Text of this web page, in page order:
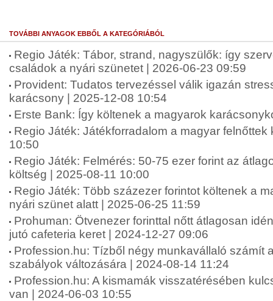
TOVÁBBI ANYAGOK EBBŐL A KATEGÓRIÁBÓL
Regio Játék: Tábor, strand, nagyszülők: így
családok a nyári szünetet | 2026-06-23 09:59
Provident: Tudatos tervezéssel válik igazán
karácsony | 2025-12-08 10:54
Erste Bank: Így költenek a magyarok
Regio Játék: Játékforradalom a magyar felnőttek
10:50
Regio Játék: Felmérés: 50-75 ezer forint az
költség | 2025-08-11 10:00
Regio Játék: Több százezer forintot költenek a
nyári szünet alatt | 2025-06-25 11:59
Prohuman: Ötvenezer forinttal nőtt átlagosan
jutó cafeteria keret | 2024-12-27 09:06
Profession.hu: Tízből négy munkavállaló számít
szabályok változására | 2024-08-14 11:24
Profession.hu: A kismamák visszatérésében
van | 2024-06-03 10:55